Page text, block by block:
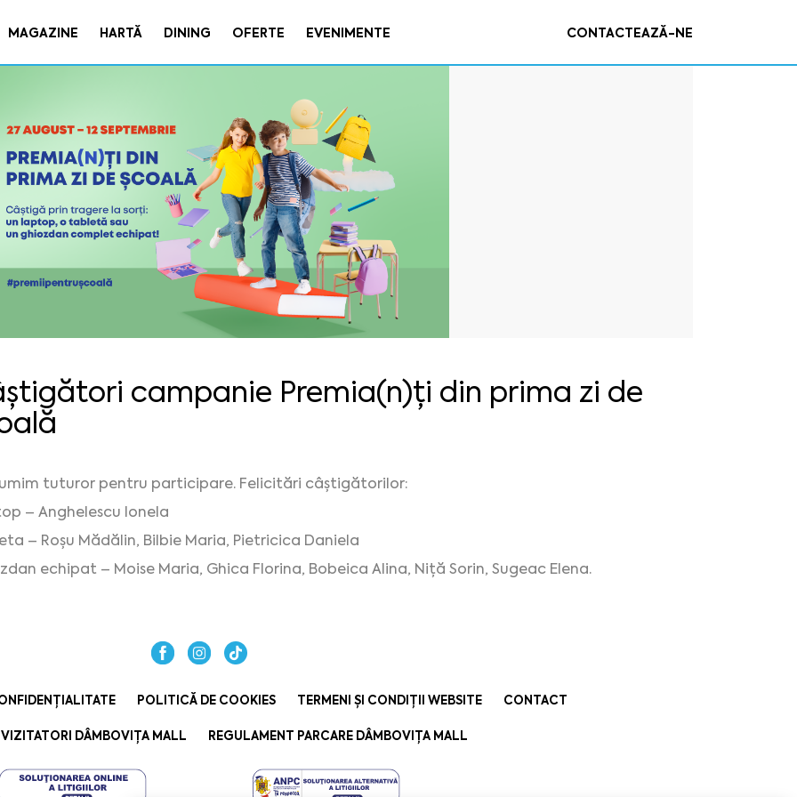
MAGAZINE HARTĂ DINING OFERTE EVENIMENTE CONTACTEAZĂ-NE
campanie Premia(n)ți din prima zi de
tuturor pentru participare. Felicitări câștigătorilor:
– Anghelescu Ionela
– Roșu Mădălin, Bilbie Maria, Pietricica Daniela
echipat – Moise Maria, Ghica Florina, Bobeica Alina, Niță Sorin, Sugeac Elena.
POLITICĂ DE COOKIES TERMENI ȘI CONDIȚII WEBSITE CONTACT
DÂMBOVIȚA MALL REGULAMENT PARCARE DÂMBOVIȚA MALL